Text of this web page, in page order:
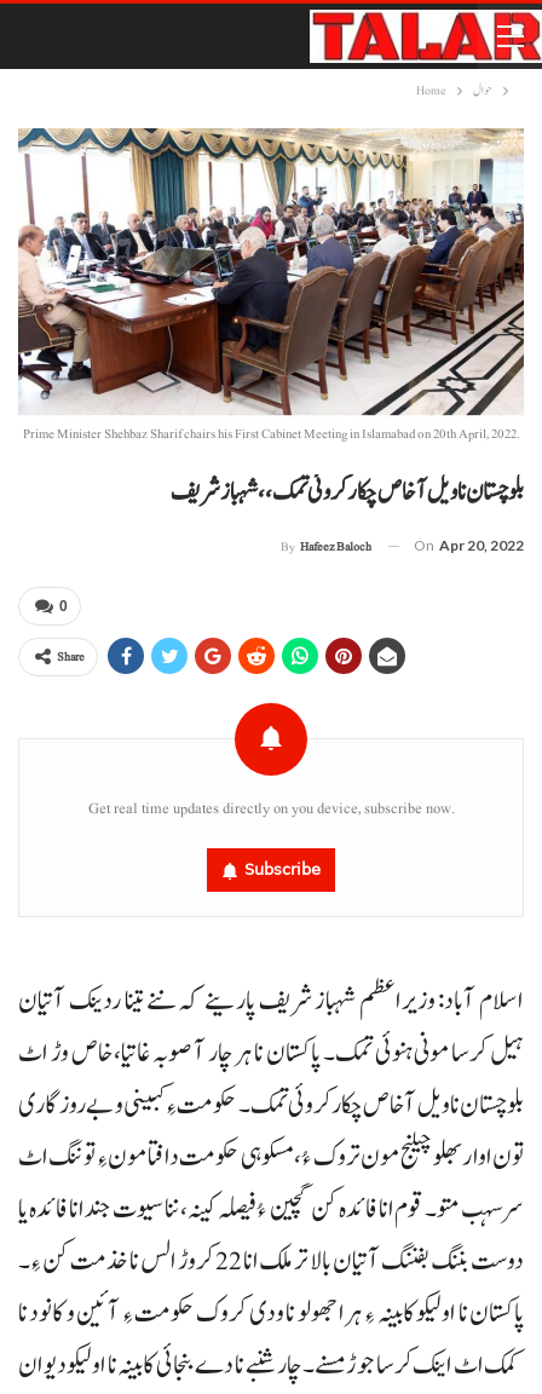
Home حوال
Prime Minister Shehbaz Sharif chairs his First Cabinet Meeting in Islamabad on 20th April, 2022.
بلوچستان نا ویل آ خاص چکار کروئی تمک،، شہباز شریف
By Hafeez Baloch On Apr 20, 2022
0
Share
Get real time updates directly on you device, subscribe now.
Subscribe
اسلام آباد: وزیراعظم شہباز شریف پارینے کہ ننے تینا ردینک آتیان
ہیل کرسا مونی ہنوئی تمک۔ پاکستان نا ہر چار آ صوبہ غاتیا، خاص وڑ اٹ
بلوچستان نا ویل آ خاص چکار کروئی تمک۔ حکومت ءِ کبینی و بے روز گاری
تون اوار بھلو چیلنج مون تروک ءُ، مسکوہی حکومت دافتا مون ءِ توننگ اٹ
سرسہب متو۔ قوم انا فائدہ کن گچین ءُ فیصلہ کینہ، ننا سیوت جند انا فائدہ یا
دوست بننگ بفننگ آتیان بالا تر ملک انا 22 کروڑ الس نا خذمت کن ءِ۔
پاکستان نا اولیکو کابینہ ءِ ہرا جھولو نا ودی کروک حکومت ءِ آئین و کانود نا
کمک اٹ اینک کرسا جوڑ مسنے۔ چار شنبے نا دے بنجائی کابینہ نا اولیکو دیوان